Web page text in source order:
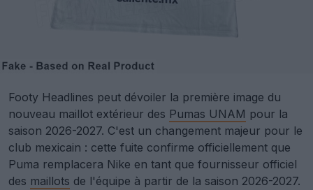
Footy Headlines peut dévoiler la première image du
nouveau maillot extérieur des Pumas UNAM pour la
saison 2026-2027. C'est un changement majeur pour le
club mexicain : cette fuite confirme officiellement que
Puma remplacera Nike en tant que fournisseur officiel
des maillots de l'équipe à partir de la saison 2026-2027.